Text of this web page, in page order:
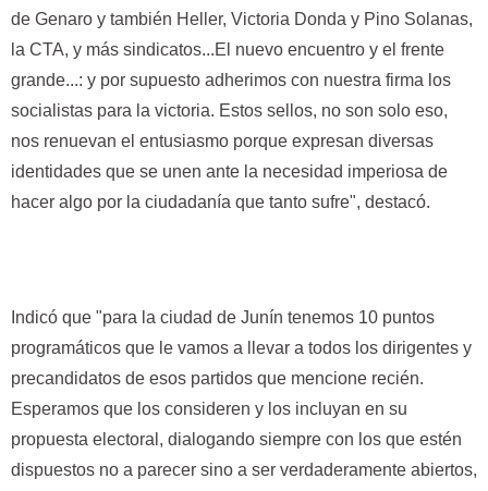
de Genaro y también Heller, Victoria Donda y Pino Solanas,
la CTA, y más sindicatos...El nuevo encuentro y el frente
grande...: y por supuesto adherimos con nuestra firma los
socialistas para la victoria. Estos sellos, no son solo eso,
nos renuevan el entusiasmo porque expresan diversas
identidades que se unen ante la necesidad imperiosa de
hacer algo por la ciudadanía que tanto sufre", destacó.
Indicó que "para la ciudad de Junín tenemos 10 puntos
programáticos que le vamos a llevar a todos los dirigentes y
precandidatos de esos partidos que mencione recién.
Esperamos que los consideren y los incluyan en su
propuesta electoral, dialogando siempre con los que estén
dispuestos no a parecer sino a ser verdaderamente abiertos,